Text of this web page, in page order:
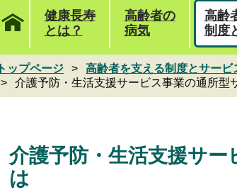
健康長寿
とは？
高齢者の
病気
高齢
制度
トップページ 高齢者を支える制度とサービ
介護予防・生活支援サービス事業の通所型
介護予防・生活支援サ
は